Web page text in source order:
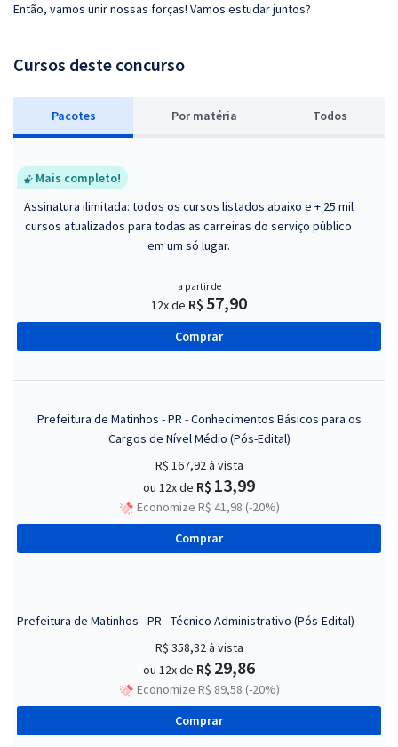
Então, vamos unir nossas forças! Vamos estudar juntos?
Cursos deste concurso
Pacotes Por matéria Todos
Mais completo!
Assinatura ilimitada: todos os cursos listados abaixo e + 25 mil
cursos atualizados para todas as carreiras do serviço público
em um só lugar.
a partir de
12x de R$ 57,90
Comprar
Prefeitura de Matinhos - PR - Conhecimentos Básicos para os
Cargos de Nível Médio (Pós-Edital)
R$ 167,92à vista
ou 12x de R$ 13,99
Economize R$ 41,98 (-20%)
Comprar
Prefeitura de Matinhos - PR - Técnico Administrativo (Pós-Edital)
R$ 358,32à vista
ou 12x de R$ 29,86
Economize R$ 89,58 (-20%)
Comprar